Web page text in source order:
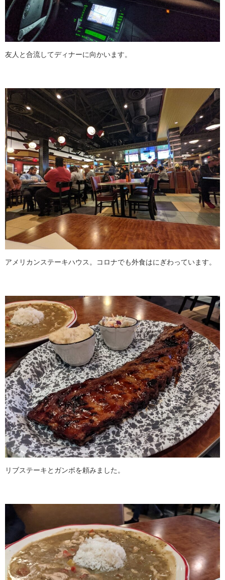
友人と合流してディナーに向かいます。
アメリカンステーキハウス。コロナでも外食はにぎわっています。
リブステーキとガンボを頼みました。